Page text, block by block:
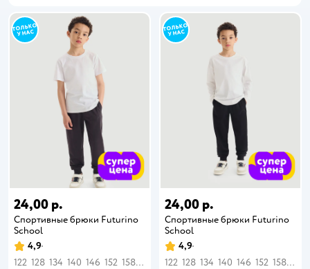
24,00 р.
Спортивные брюки Futurino
School
4,9
122 128 134 140 146 152 158 164
24,00 р.
Спортивные брюки Futurino
School
4,9
122 128 134 140 146 152 158 164